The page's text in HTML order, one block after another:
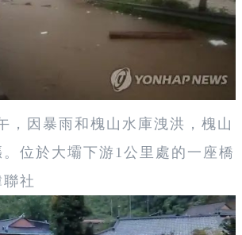
，因暴雨和槐山水庫洩洪，槐山
位於大壩下游1公里處的一座橋
社